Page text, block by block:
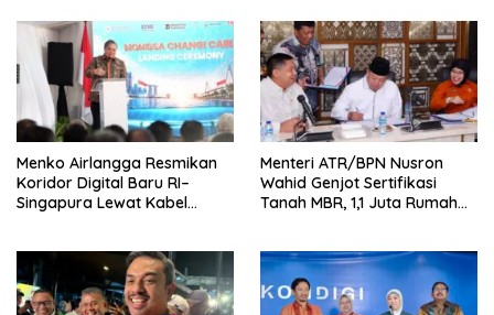
Menko Airlangga Resmikan
Koridor Digital Baru RI–
Singapura Lewat Kabel
Menteri ATR/BPN Nusron
Wahid Genjot Sertifikasi
Tanah MBR, 1,1 Juta Rumah